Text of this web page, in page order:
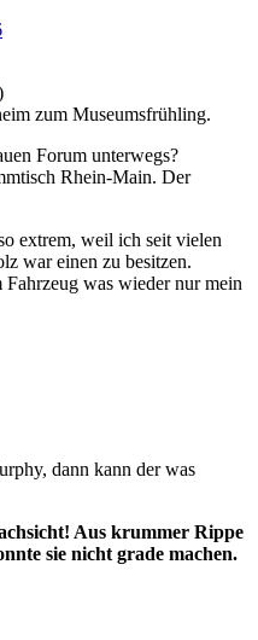
zum Museumsfrühling.
Forum unterwegs?
Rhein-Main. Der
extrem, weil ich seit vielen
war einen zu besitzen.
was wieder nur mein
dann kann der was
Aus krummer Rippe
sie nicht grade machen.